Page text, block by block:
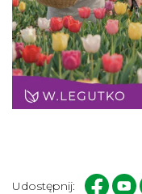
Udostępnij: